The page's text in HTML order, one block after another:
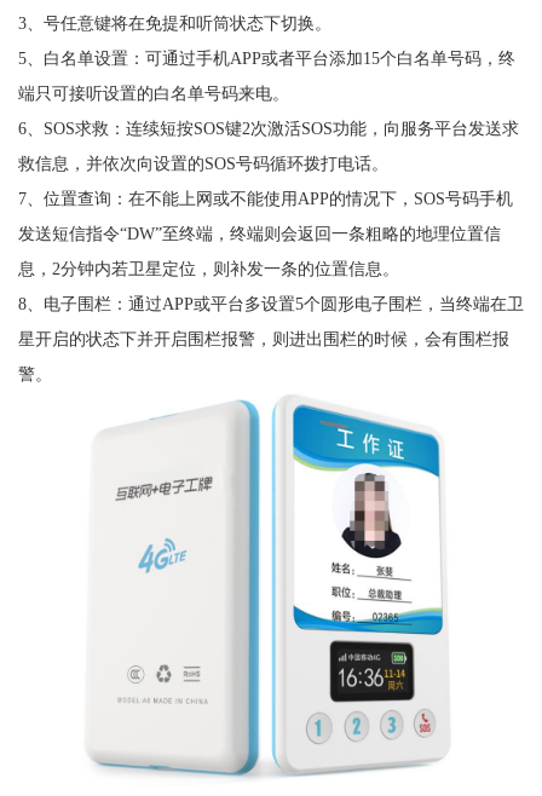
3、号任意键将在免提和听筒状态下切换。
5、白名单设置：可通过手机APP或者平台添加15个白名单号码，终
端只可接听设置的白名单号码来电。
6、SOS求救：连续短按SOS键2次激活SOS功能，向服务平台发送求
救信息，并依次向设置的SOS号码循环拨打电话。
7、位置查询：在不能上网或不能使用APP的情况下，SOS号码手机
发送短信指令“DW”至终端，终端则会返回一条粗略的地理位置信
息，2分钟内若卫星定位，则补发一条的位置信息。
8、电子围栏：通过APP或平台多设置5个圆形电子围栏，当终端在卫
星开启的状态下并开启围栏报警，则进出围栏的时候，会有围栏报
警。